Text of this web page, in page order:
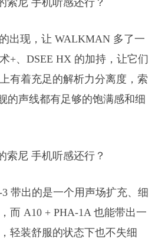
出现，让 WALKMAN 多了一
+、DSEE HX 的加持，让它们
有着充足的解析力分离度，索
的声线都有足够的饱满感和细
带出的是一个用声场扩充、细
而 A10 + PHA-1A 也能带出一
轻装舒服的状态下也不失细